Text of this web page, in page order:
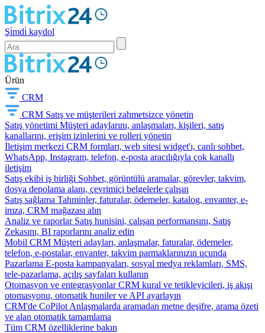
Şi̇mdi̇ kaydol
Ürün
CRM
CRM Satış ve müşterileri zahmetsizce yönetin
Satış yönetimi Müşteri adaylarını, anlaşmaları, kişileri, satış
kanallarını, erişim izinlerini ve rolleri yönetin
İletişim merkezi CRM formları, web sitesi widget'ı, canlı sohbet,
WhatsApp, Instagram, telefon, e-posta aracılığıyla çok kanallı
iletişim
Satış ekibi iş birliği Sohbet, görüntülü aramalar, görevler, takvim,
dosya depolama alanı, çevrimiçi belgelerle çalışın
Satış sağlama Tahminler, faturalar, ödemeler, katalog, envanter, e-
imza, CRM mağazası alın
Analiz ve raporlar Satış hunisini, çalışan performansını, Satış
Zekasını, BI raporlarını analiz edin
Mobil CRM Müşteri adayları, anlaşmalar, faturalar, ödemeler,
telefon, e-postalar, envanter, takvim parmaklarınızın ucunda
Pazarlama E-posta kampanyaları, sosyal medya reklamları, SMS,
tele-pazarlama, açılış sayfaları kullanın
Otomasyon ve entegrasyonlar CRM kural ve tetikleyicileri, iş akışı
otomasyonu, otomatik huniler ve API ayarlayın
CRM'de CoPilot Anlaşmalarda aramadan metne deşifre, arama özeti
ve alan otomatik tamamlama
Tüm CRM özelliklerine bakın